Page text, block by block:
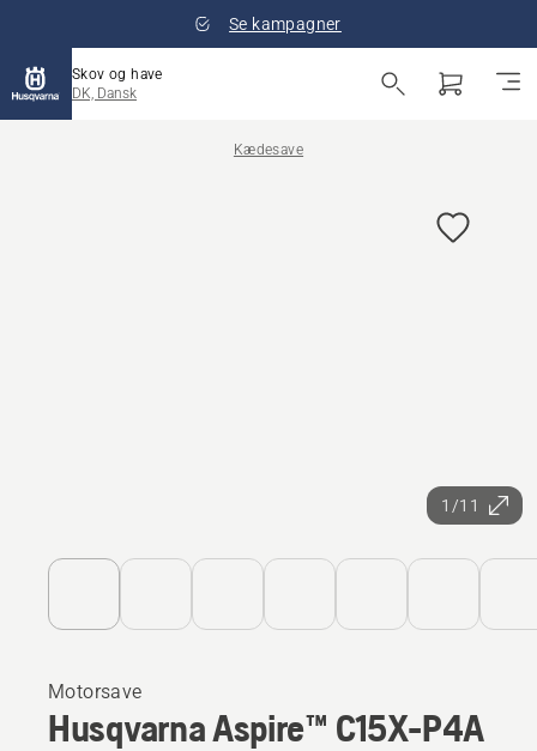
Se kampagner
Skov og have
DK, Dansk
Kædesave
1/11
Motorsave
Husqvarna Aspire™ C15X-P4A